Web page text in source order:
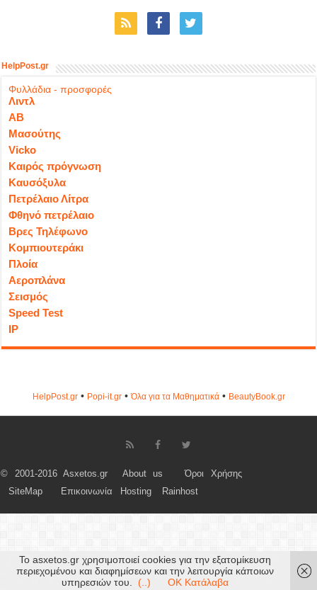
HelpPost.gr
Φυλλάδια - προσφορές
Λιντλ
ΑΒ
Μασούτης
Vicko
Καιρός πρόγνωση
Καυσόξυλα
Πετρέλαιο Λίτρα
Φθηνό πετρέλαιο
Βρες Τηλέφωνο
Κομπιουτεράκι
Πλοία
Αεροπλάνα
Σεισμός
Speed Test
IP
HelpPost.gr• Popi-it.gr•Όλα για τα Μαθηματικά• ΒeautyΒook.gr
© 2001-2016 Asxetos.gr About us
Όροι Χρήσης
SiteMap
Επικοινωνία Hosting Rainhost
Το asxetos.gr χρησιμοποιεί cookies για την εξατομίκευση
περιεχομένου και διαφημίσεων και την λειτουργία κάποιων
υπηρεσιών του.
(..) OK Κατάλαβα